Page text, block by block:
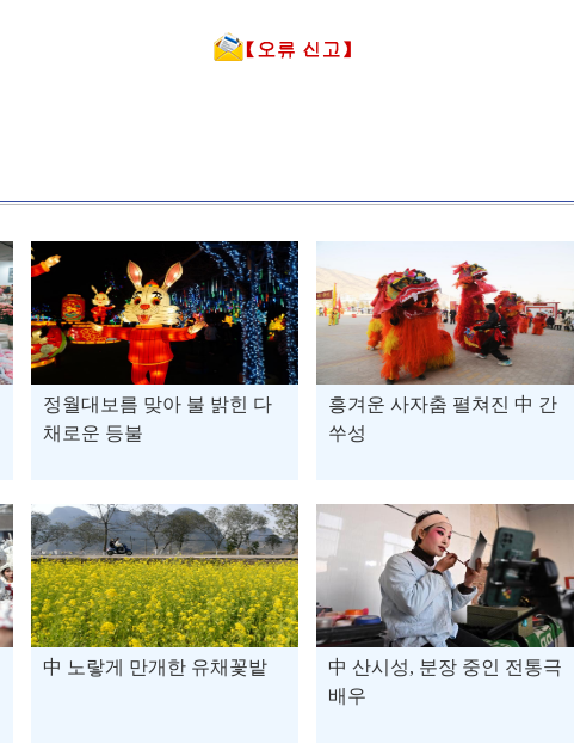
정월대보름 맞아 불 밝힌 다
채로운 등불
흥겨운 사자춤 펼쳐진 中 간
쑤성
中 노랗게 만개한 유채꽃밭
中 산시성, 분장 중인 전통극
배우